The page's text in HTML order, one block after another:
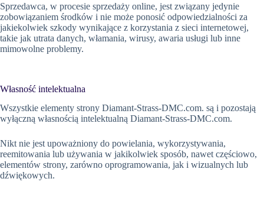
Sprzedawca, w procesie sprzedaży online, jest związany jedynie
zobowiązaniem środków i nie może ponosić odpowiedzialności za
jakiekolwiek szkody wynikające z korzystania z sieci internetowej,
takie jak utrata danych, włamania, wirusy, awaria usługi lub inne
mimowolne problemy.
Własność intelektualna
Wszystkie elementy strony Diamant-Strass-DMC.com. są i pozostają
wyłączną własnością intelektualną Diamant-Strass-DMC.com.
Nikt nie jest upoważniony do powielania, wykorzystywania,
reemitowania lub używania w jakikolwiek sposób, nawet częściowo,
elementów strony, zarówno oprogramowania, jak i wizualnych lub
dźwiękowych.